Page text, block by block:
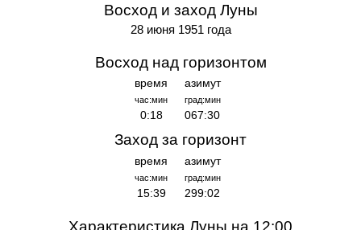
Восход и заход Луны
28 июня 1951 года
Восход над горизонтом
время
час:мин
0:18
азимут
град:мин
067:30
Заход за горизонт
время
час:мин
15:39
азимут
град:мин
299:02
Характеристика Луны на 12:00